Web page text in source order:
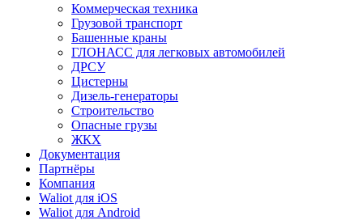
Коммерческая техника
Грузовой транспорт
Башенные краны
ГЛОНАСС для легковых автомобилей
ДРСУ
Цистерны
Дизель-генераторы
Строительство
Опасные грузы
ЖКХ
Документация
Партнёры
Компания
Waliot для iOS
Waliot для Android